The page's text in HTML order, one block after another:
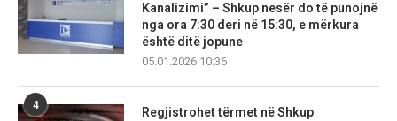
Kanalizimi” – Shkup nesër do të punojnë
nga ora 7:30 deri në 15:30, e mërkura
është ditë jopune
05.01.2026 10:36
4
Regjistrohet tërmet në Shkup